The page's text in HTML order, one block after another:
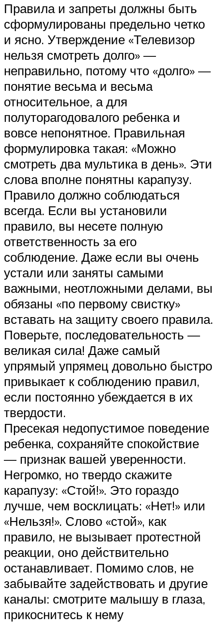
Правила и запреты должны быть
сформулированы предельно четко
и ясно. Утверждение «Телевизор
нельзя смотреть долго» —
неправильно, потому что «долго» —
понятие весьма и весьма
относительное, а для
полуторагодовалого ребенка и
вовсе непонятное. Правильная
формулировка такая: «Можно
смотреть два мультика в день». Эти
слова вполне понятны карапузу.
Правило должно соблюдаться
всегда. Если вы установили
правило, вы несете полную
ответственность за его
соблюдение. Даже если вы очень
устали или заняты самыми
важными, неотложными делами, вы
обязаны «по первому свистку»
вставать на защиту своего правила.
Поверьте, последовательность —
великая сила! Даже самый
упрямый упрямец довольно быстро
привыкает к соблюдению правил,
если постоянно убеждается в их
твердости.
Пресекая недопустимое поведение
ребенка, сохраняйте спокойствие
— признак вашей уверенности.
Негромко, но твердо скажите
карапузу: «Стой!». Это гораздо
лучше, чем восклицать: «Нет!» или
«Нельзя!». Слово «стой», как
правило, не вызывает протестной
реакции, оно действительно
останавливает. Помимо слов, не
забывайте задействовать и другие
каналы: смотрите малышу в глаза,
прикоснитесь к нему